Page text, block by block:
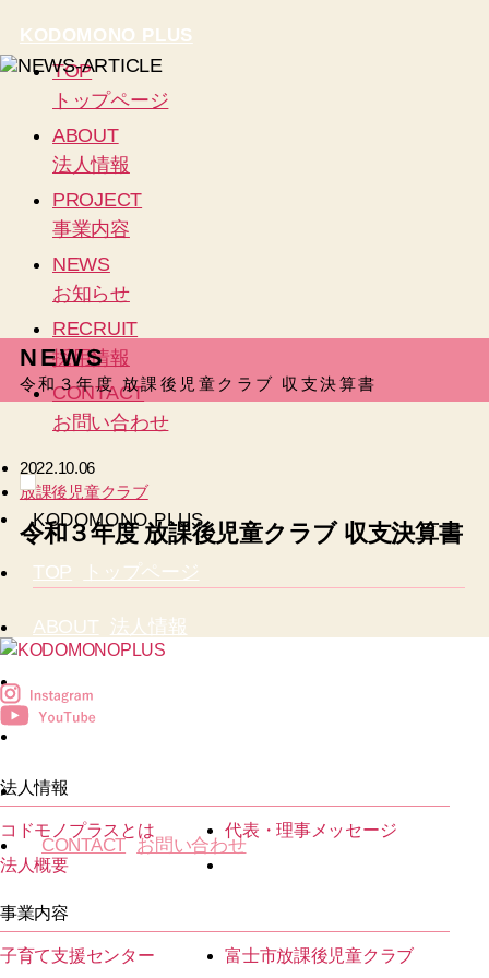
KODOMONO PLUS
TOP
トップページ
ABOUT
法人情報
PROJECT
事業内容
NEWS
お知らせ
RECRUIT
採用情報
CONTACT
お問い合わせ
KODOMONO PLUS
TOP トップページ
ABOUT 法人情報
RECRUIT
CONTACT お問い合わせ
NEWS
令和３年度 放課後児童クラブ 収支決算書
2022.10.06
放課後児童クラブ
令和３年度 放課後児童クラブ 収支決算書
法人情報
コドモノプラスとは
代表・理事メッセージ
法人概要
事業内容
子育て支援センター 富士市放課後児童クラブ